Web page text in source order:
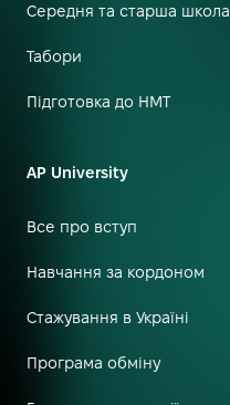
Середня та старша школа
Табори
Підготовка до НМТ
AP University
Все про вступ
Навчання за кордоном
Стажування в Україні
Програма обміну